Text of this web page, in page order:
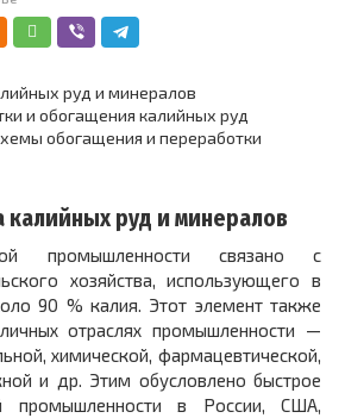
руд и минералов
и обогащения калийных руд
обогащения и переработки
калийных руд и минералов
промышленности связано с
хозяйства, использующего в
90 % калия. Этот элемент также
отраслях промышленности —
химической, фармацевтической,
и др. Этим обусловлено быстрое
промышленности в России, США,